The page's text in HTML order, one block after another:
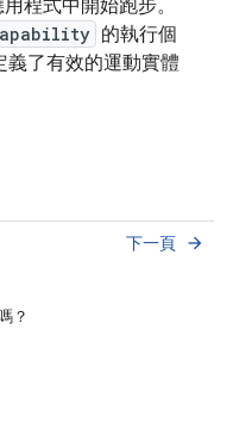
程式中開始跑步。
的執行個
義了有效的運動實體
下一頁 arrow_forward
？